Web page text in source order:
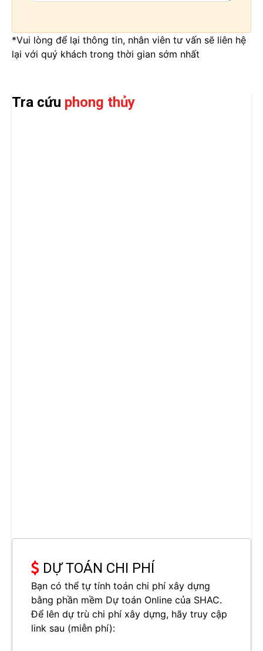
*Vui lòng để lại thông tin, nhân viên tư vấn sẽ liên hệ
lại với quý khách trong thời gian sớm nhất
Tra cứu phong thủy
DỰ TOÁN CHI PHÍ
Bạn có thể tự tính toán chi phí xây dựng
bằng phần mềm Dự toán Online của SHAC.
Để lên dự trù chi phí xây dựng, hãy truy cập
link sau (miễn phí):